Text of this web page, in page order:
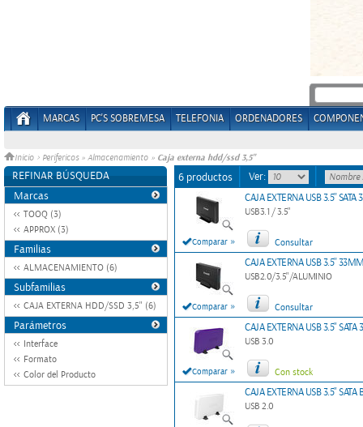
MARCAS PC'S SOBREMESA TELEFONIA ORDENADORES
Inicio > Perifericos » Almacenamiento » Caja externa hdd/ssd 3,5"
REFINAR BÚSQUEDA
Marcas
TOOQ (3)
APPROX (3)
Familias
ALMACENAMIENTO (6)
Subfamilias
CAJA EXTERNA HDD/SSD 3,5" (6)
Parámetros
Interface
Formato
Color del Producto
6 productos Ver:
Comparar »
CAJA EXTERNA USB 3.5''
USB3.1 / 3.5"
Consultar
Comparar »
CAJA EXTERNA USB 3.5''
USB2.0/3.5"/ALUMINIO
Consultar
Comparar »
CAJA EXTERNA USB 3.5"
USB 3.0
Con stock
CAJA EXTERNA USB 3.5" SATA
USB 2.0